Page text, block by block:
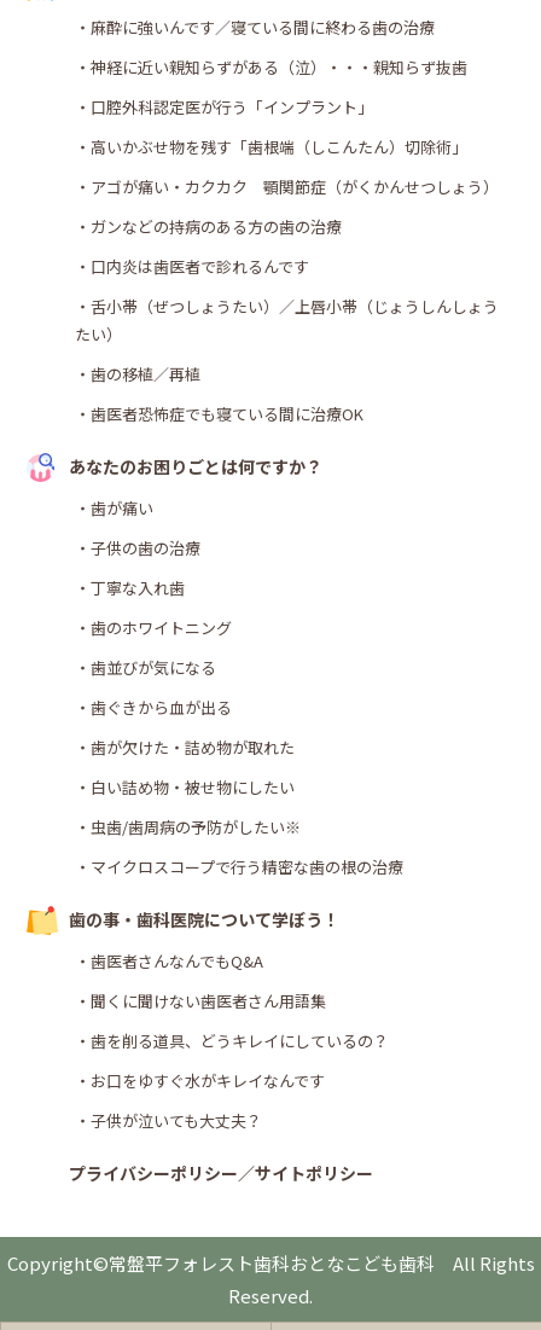
・麻酔に強いんです／寝ている間に終わる歯の治療
・神経に近い親知らずがある（泣）・・・親知らず抜歯
・口腔外科認定医が行う「インプラント」
・高いかぶせ物を残す「歯根端（しこんたん）切除術」
・アゴが痛い・カクカク 顎関節症（がくかんせつしょう）
・ガンなどの持病のある方の歯の治療
・口内炎は歯医者で診れるんです
・舌小帯（ぜつしょうたい）／上唇小帯（じょうしんしょう
たい）
・歯の移植／再植
・歯医者恐怖症でも寝ている間に治療OK
あなたのお困りごとは何ですか？
・歯が痛い
・子供の歯の治療
・丁寧な入れ歯
・歯のホワイトニング
・歯並びが気になる
・歯ぐきから血が出る
・歯が欠けた・詰め物が取れた
・白い詰め物・被せ物にしたい
・虫歯/歯周病の予防がしたい※
・マイクロスコープで行う精密な歯の根の治療
歯の事・歯科医院について学ぼう！
・歯医者さんなんでもQ&A
・聞くに聞けない歯医者さん用語集
・歯を削る道具、どうキレイにしているの？
・お口をゆすぐ水がキレイなんです
・子供が泣いても大丈夫？
プライバシーポリシー／サイトポリシー
Copyright©常盤平フォレスト歯科おとなこども歯科 All Rights
Reserved.